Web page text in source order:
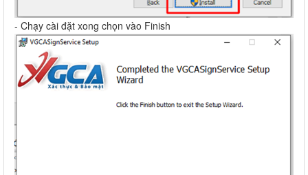
- Chạy cài đặt xong chọn vào Finish